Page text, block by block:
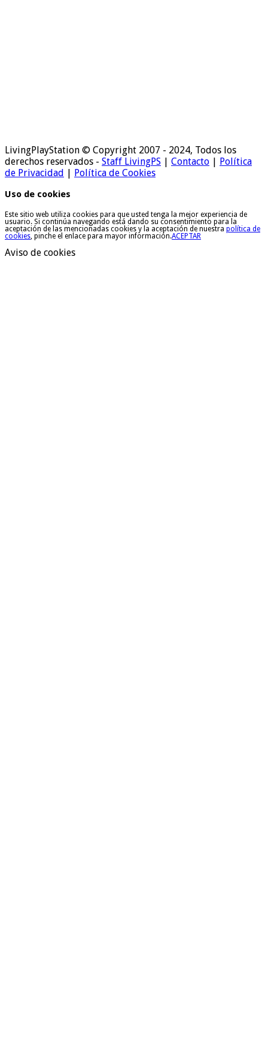
LivingPlayStation © Copyright 2007 - 2024, Todos los
derechos reservados - Staff LivingPS | Contacto | Política
de Privacidad | Política de Cookies
Uso de cookies
Este sitio web utiliza cookies para que usted tenga la mejor experiencia de
usuario. Si continúa navegando está dando su consentimiento para la
aceptación de las mencionadas cookies y la aceptación de nuestra política de
cookies, pinche el enlace para mayor información.ACEPTAR
Aviso de cookies